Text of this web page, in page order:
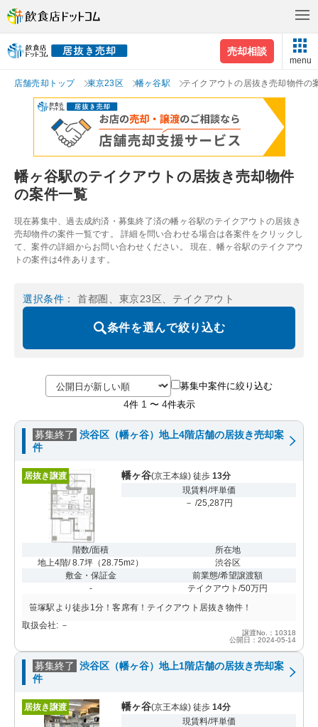
売却相談
menu
店舗売却トップ 東京23区 幡ヶ谷駅 テイクアウトの居抜き売却物件の
幡ヶ谷駅のテイクアウトの居抜き売却物件
の案件一覧
現在募集中、過去成約済・募集終了済の幡ヶ谷駅のテイクアウトの居抜き
売却物件の案件一覧です。 詳細を問い合わせる場合は各案件をクリックし
て、案件の詳細からお問い合わせください。 現在、幡ヶ谷駅のテイクアウ
トの案件は4件あります。
選択条件 ： 首都圏、東京23区、テイクアウト
条件を選んで絞り込む
募集中案件に絞り込む
4件 1 〜 4件表示
募集終了 渋谷区（幡ヶ谷）地上4階店舗の居抜き売却案
件
居抜き譲渡 幡ヶ谷(京王本線) 徒歩 13分
現賃料/坪単価
－ /25,287円
階数/面積
地上4階/ 8.7坪 （28.75m2 ）
所在地
渋谷区
敷金・保証金
-
前業態/希望譲渡額
テイクアウト/50万円
笹塚駅より徒歩1分！客席有！テイクアウト居抜き物件！
取扱会社: －
譲渡No.：10318
公開日：2024-05-14
募集終了 渋谷区（幡ヶ谷）地上1階店舗の居抜き売却案
件
居抜き譲渡 幡ヶ谷(京王本線) 徒歩 14分
現賃料/坪単価